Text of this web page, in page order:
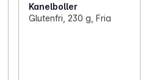
Kanelboller
Glutenfri, 230 g, Fria